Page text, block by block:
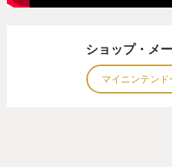
ショップ・メ
マイニンテンド